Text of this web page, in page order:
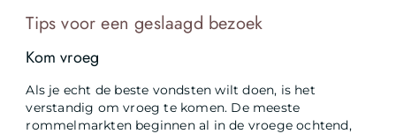
Tips voor een geslaagd bezoek
Kom vroeg
Als je echt de beste vondsten wilt doen, is het
verstandig om vroeg te komen. De meeste
rommelmarkten beginnen al in de vroege ochtend,